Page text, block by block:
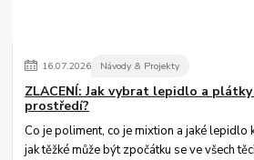
16.07.2026 Návody & Projekty
ZLACENÍ: Jak vybrat lepidlo a
prostředí?
Co je poliment, co je mixtion a jaké lepidlo
jak těžké může být zpočátku se ve všech